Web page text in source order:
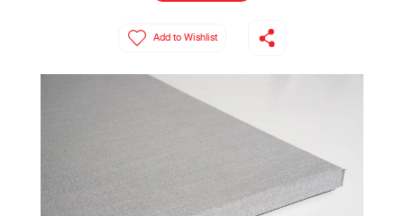
Add to Wishlist